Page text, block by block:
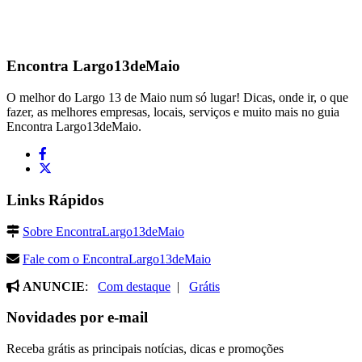
Encontra Largo13deMaio
O melhor do Largo 13 de Maio num só lugar! Dicas, onde ir, o que
fazer, as melhores empresas, locais, serviços e muito mais no guia
Encontra Largo13deMaio.
Links Rápidos
Sobre EncontraLargo13deMaio
Fale com o EncontraLargo13deMaio
ANUNCIE: Com destaque | Grátis
Novidades por e-mail
Receba grátis as principais notícias, dicas e promoções